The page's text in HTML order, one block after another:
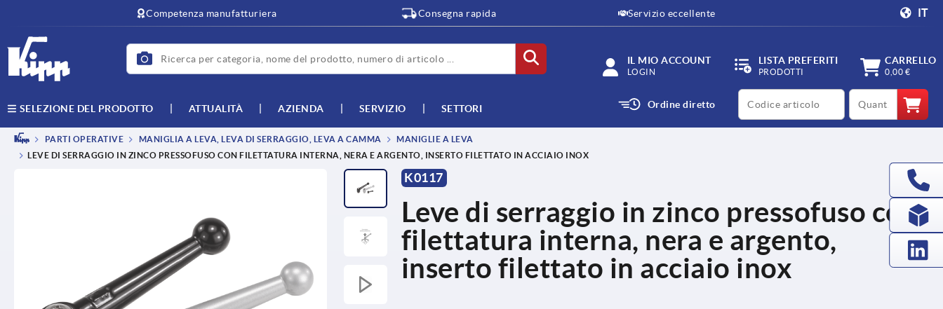
Competenza manufatturiera Consegna rapida Servizio eccellente IT
IL MIO ACCOUNT
LOGIN
LISTA PREFERITI
PRODOTTI
CARRELLO
0,00 €
SELEZIONE DEL PRODOTTO ATTUALITÀ AZIENDA SERVIZIO SETTORI Ordine diretto
productCode qty
PARTI OPERATIVE MANIGLIA A LEVA, LEVA DI SERRAGGIO, LEVA A CAMMA
MANIGLIE A LEVA
LEVE DI SERRAGGIO IN ZINCO PRESSOFUSO CON FILETTATURA INTERNA, NERA E ARGENTO, INSERTO FILETTATO IN ACCIAIO INOX
K0117
Leve di serraggio in zinco pressofuso con
filettatura interna, nera e argento,
inserto filettato in acciaio inox